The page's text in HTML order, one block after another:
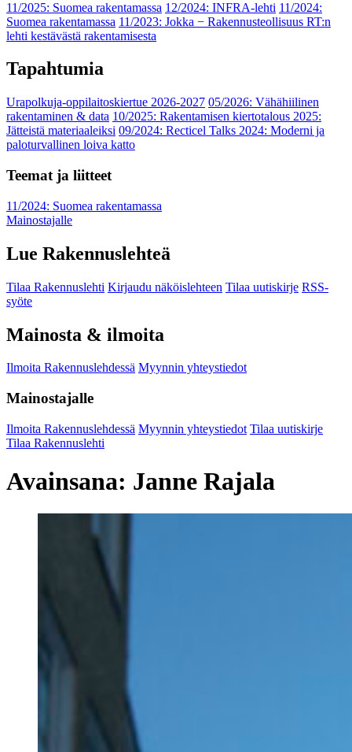
11/2025: Suomea rakentamassa 12/2024: INFRA-lehti 11/2024:
Suomea rakentamassa 11/2023: Jokka − Rakennusteollisuus RT:n
lehti kestävästä rakentamisesta
Tapahtumia
Urapolkuja-oppilaitoskiertue 2026-2027 05/2026: Vähähiilinen
rakentaminen & data 10/2025: Rakentamisen kiertotalous 2025:
Jätteistä materiaaleiksi 09/2024: Recticel Talks 2024: Moderni ja
paloturvallinen loiva katto
Teemat ja liitteet
11/2024: Suomea rakentamassa
Mainostajalle
Lue Rakennuslehteä
Tilaa Rakennuslehti Kirjaudu näköislehteen Tilaa uutiskirje RSS-
syöte
Mainosta & ilmoita
Ilmoita Rakennuslehdessä Myynnin yhteystiedot
Mainostajalle
Ilmoita Rakennuslehdessä Myynnin yhteystiedot Tilaa uutiskirje
Tilaa Rakennuslehti
Avainsana: Janne Rajala